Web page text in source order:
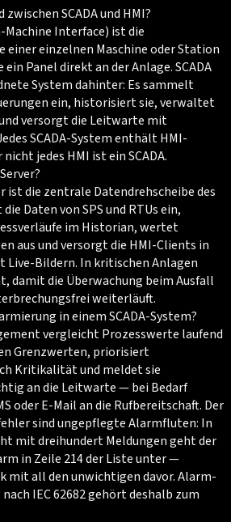
SCADA und HMI?
Machine Interface) ist die
einer einzelnen Maschine oder Station
Panel direkt an der Anlage. SCADA
System dahinter: Es sammelt
ein, historisiert sie, verwaltet
versorgt die Leitwarte mit
SCADA-System enthält HMI-
jedes HMI ist ein SCADA.
ist die zentrale Datendrehscheibe des
Daten von SPS und RTUs ein,
im Historian, wertet
aus und versorgt die HMI-Clients in
Live-Bildern. In kritischen Anlagen
damit die Überwachung beim Ausfall
weiterläuft.
in einem SCADA-System?
vergleicht Prozesswerte laufend
Grenzwerten, priorisiert
Kritikalität und meldet sie
an die Leitwarte — bei Bedarf
oder E-Mail an die Rufbereitschaft. Der
sind ungepflegte Alarmfluten: In
mit dreihundert Meldungen geht der
in Zeile 214 der Liste unter —
mit all den unwichtigen davor. Alarm-
IEC 62682 gehört deshalb zum